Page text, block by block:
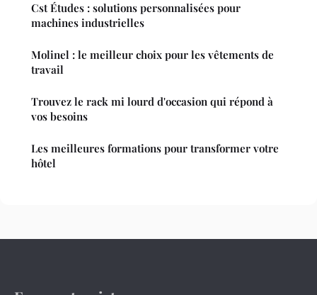
Cst Études : solutions personnalisées pour
machines industrielles
Molinel : le meilleur choix pour les vêtements de
travail
Trouvez le rack mi lourd d'occasion qui répond à
vos besoins
Les meilleures formations pour transformer votre
hôtel